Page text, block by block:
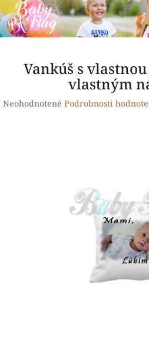
Prejsť
na
obsah
Vankúš s
vlastným
Priemerné
Neohodnotené Podrobnosti